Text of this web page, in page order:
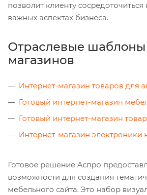
позволит клиенту сосредоточиться
важных аспектах бизнеса.
Отраслевые шаблоны
магазинов
Интернет-магазин товаров для
Готовый интернет-магазин
Готовый интернет-магазин
Интернет-магазин электроники
Готовое решение Аспро
возможности для создания
мебельного сайта. Это набор